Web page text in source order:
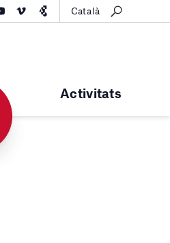
Activitats
Català